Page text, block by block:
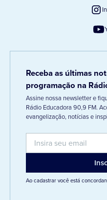
Receba as últimas
programação na
Assine nossa newsletter e
Rádio Educadora 90,9 FM.
evangelização, notícias e
Ao cadastrar você está